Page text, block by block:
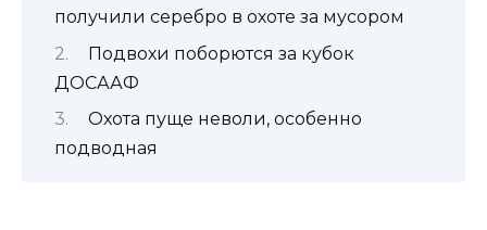
получили серебро в охоте за мусором
Подвохи поборются за кубок
ДОСААФ
Охота пуще неволи, особенно
подводная